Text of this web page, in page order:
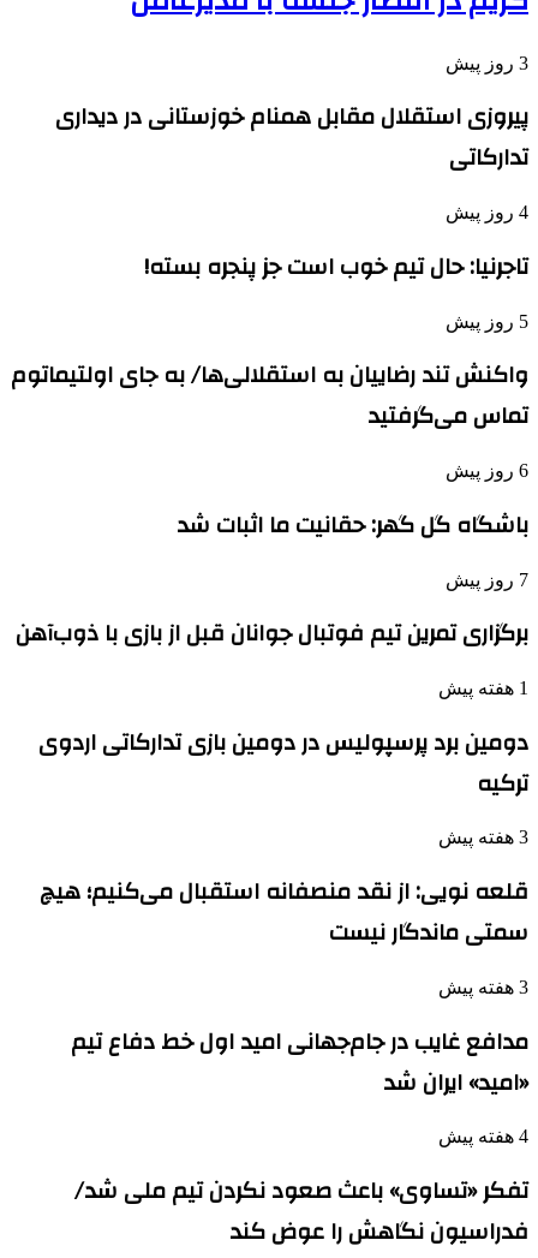
3 روز پیش
پیروزی استقلال مقابل همنام خوزستانی در دیداری
تدارکاتی
4 روز پیش
تاجرنیا: حال تیم خوب است جز پنجره بسته!
5 روز پیش
واکنش تند رضاییان به استقلالی‌ها/ به جای اولتیماتوم
تماس می‌گرفتید
6 روز پیش
باشگاه گل گهر: حقانیت ما اثبات شد
7 روز پیش
برگزاری تمرین تیم فوتبال جوانان قبل از بازی با ذوب‌آهن
1 هفته پیش
دومین برد پرسپولیس در دومین بازی تدارکاتی اردوی
ترکیه
3 هفته پیش
قلعه نویی: از نقد منصفانه استقبال می‌کنیم؛ هیچ
سمتی ماندگار نیست
3 هفته پیش
مدافع غایب در جام‌جهانی امید اول خط دفاع تیم
«امید» ایران شد
4 هفته پیش
تفکر «تساوی» باعث صعود نکردن تیم ملی شد/
فدراسیون نگاهش را عوض کند